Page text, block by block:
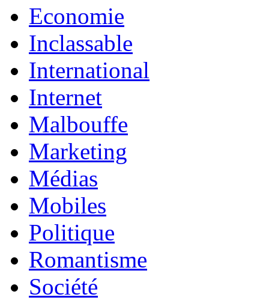
Economie
Inclassable
International
Internet
Malbouffe
Marketing
Médias
Mobiles
Politique
Romantisme
Société